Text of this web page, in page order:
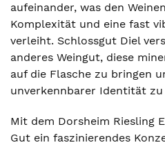
aufeinander, was den
Komplexität und eine fast
verleiht. Schlossgut Diel
anderes Weingut, diese
auf die Flasche zu bringen
unverkennbarer Identität
Mit dem Dorsheim Riesling
Gut ein faszinierendes